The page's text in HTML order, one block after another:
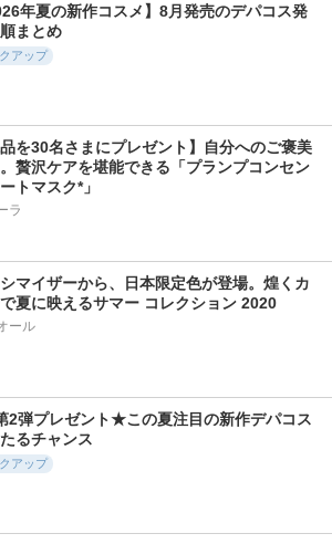
年夏の新作コスメ】8月発売のデパコス発
まとめ
アップ
品を30名さまにプレゼント】自分へのご褒美
贅沢ケアを堪能できる「プランプコンセン
トマスク*」
ラ
マイザーから、日本限定色が登場。煌くカ
夏に映えるサマー コレクション 2020
ール
2弾プレゼント★この夏注目の新作デパコス
るチャンス
アップ